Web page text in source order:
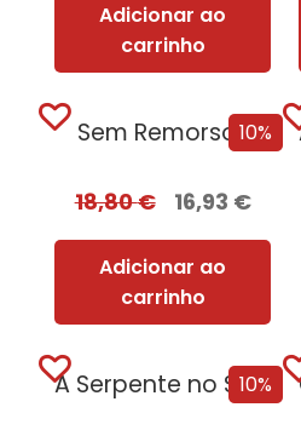
Adicionar ao
carrinho
10%
Sem Remorsos
18,80€ 16,93 €
Adicionar ao
carrinho
10%
A Serpente no Sótão